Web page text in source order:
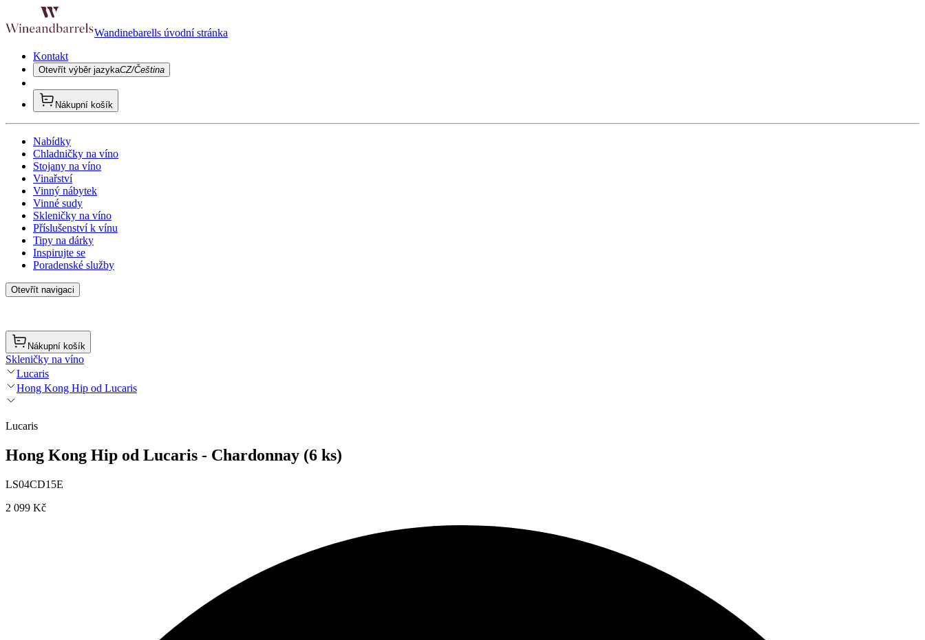
Wandinebarells úvodní stránka
Kontakt
Otevřít výběr jazykaCZ/Čeština
Nákupní košík
Nabídky
Chladničky na víno
Stojany na víno
Vinařství
Vinný nábytek
Vinné sudy
Skleničky na víno
Příslušenství k vínu
Tipy na dárky
Inspirujte se
Poradenské služby
Otevřít navigaci
Nákupní košík
Skleničky na víno
Lucaris
Hong Kong Hip od Lucaris
Lucaris
Hong Kong Hip od Lucaris - Chardonnay (6 ks)
LS04CD15E
2 099 Kč